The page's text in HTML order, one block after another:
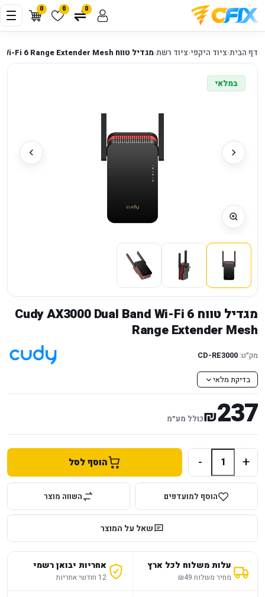
0 0 0
דף הבית‹ציוד היקפי‹ציוד רשת‹מגדיל טווח Cudy AX3000 Dual Band Wi-Fi 6 Range Extender Mesh
במלאי
מגדיל טווח Cudy AX3000 Dual Band Wi-Fi 6
Range Extender Mesh
מק״ט: CD-RE3000
בדיקת מלאי
237
₪כולל מע״מ
+
- הוסף לסל
הוסף למועדפים השווה מוצר
שאל על המוצר
עלות משלוח לכל ארץ
מחיר משלוח ₪49
אחריות יבואן רשמי
12 חודשי אחריות